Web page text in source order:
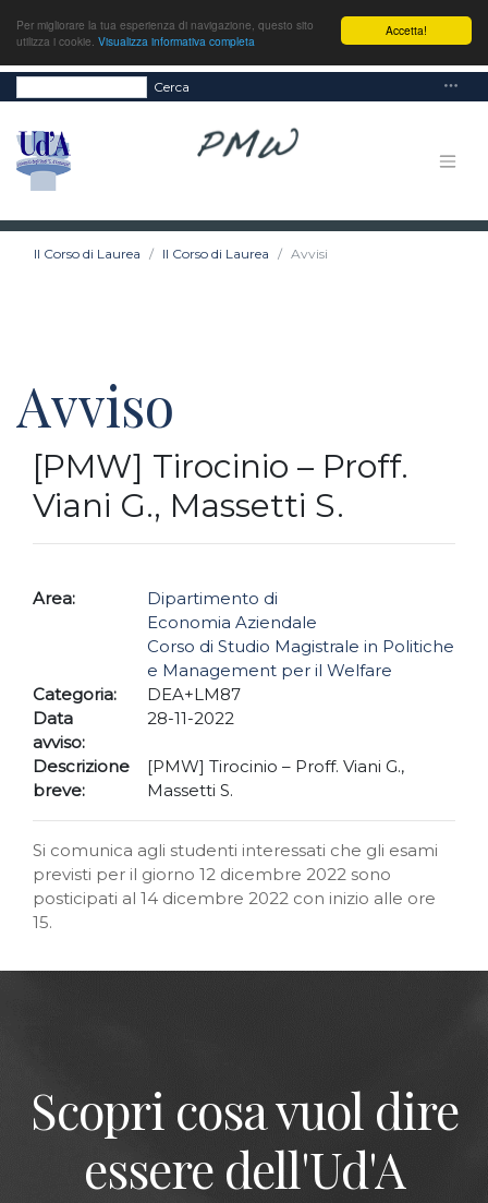
Accetta!
Per migliorare la tua esperienza di navigazione, questo sito
utilizza i cookie. Visualizza informativa completa
Cerca
Il Corso di Laurea Il Corso di Laurea Avvisi
Avviso
[PMW] Tirocinio – Proff.
Viani G., Massetti S.
Area:
Dipartimento di
Economia Aziendale
Corso di Studio Magistrale in Politiche
e Management per il Welfare
Categoria:
DEA+LM87
Data
avviso:
28-11-2022
Descrizione
breve:
[PMW] Tirocinio – Proff. Viani G.,
Massetti S.
Si comunica agli studenti interessati che gli esami
previsti per il giorno 12 dicembre 2022 sono
posticipati al 14 dicembre 2022 con inizio alle ore
15.
Scopri cosa vuol dire
essere dell'Ud'A